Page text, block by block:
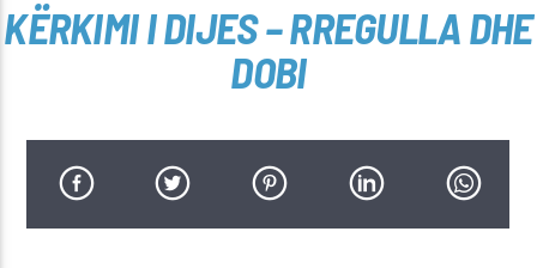
KËRKIMI I DIJES – RREGULLA DHE
DOBI